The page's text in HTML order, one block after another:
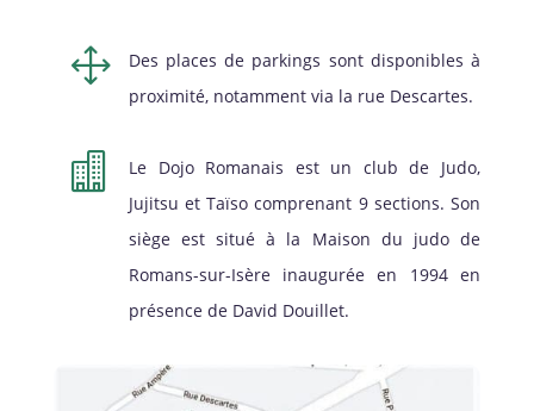
1
Des places de parkings sont disponibles à
proximité, notamment via la rue Descartes.

Le Dojo Romanais est un club de Judo,
Jujitsu et Taïso comprenant 9 sections. Son
siège est situé à la Maison du judo de
Romans-sur-Isère inaugurée en 1994 en
présence de David Douillet.